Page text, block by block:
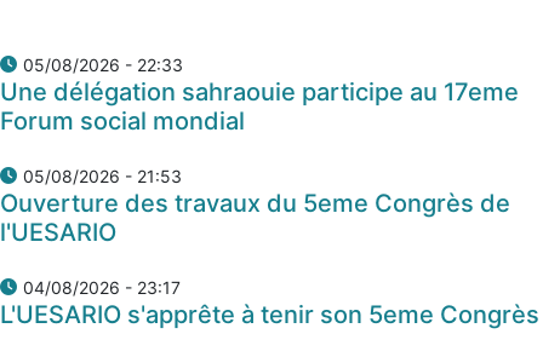
05/08/2026 - 22:33
Une délégation sahraouie participe au 17eme
Forum social mondial
05/08/2026 - 21:53
Ouverture des travaux du 5eme Congrès de
l'UESARIO
04/08/2026 - 23:17
L'UESARIO s'apprête à tenir son 5eme Congrès